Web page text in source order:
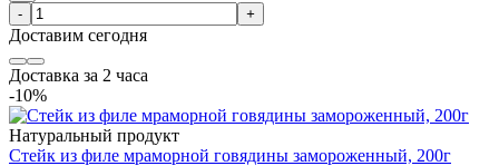
-
+
Доставим сегодня
Доставка за 2 часа
-10%
Натуральный продукт
Стейк из филе мраморной говядины замороженный, 200г